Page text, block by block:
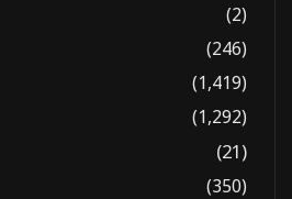
(2)
(246)
(1,419)
(1,292)
(21)
(350)